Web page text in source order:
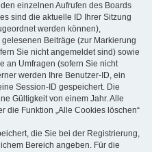
einzelnen Aufrufen des Boards
sind die aktuelle ID Ihrer Sitzung
werden können),
Beiträge (zur Markierung
Sie nicht angemeldet sind) sowie
an Umfragen (sofern Sie nicht
werden Ihre Benutzer-ID, ein
Session-ID gespeichert. Die
Gültigkeit von einem Jahr. Alle
die Funktion „Alle Cookies löschen“
die Sie bei der Registrierung,
Bereich angeben. Für die